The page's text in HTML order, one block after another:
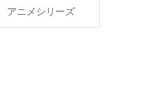
アニメシリーズ